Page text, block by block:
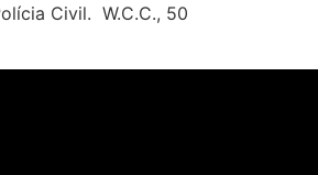
Civil. W.C.C., 50